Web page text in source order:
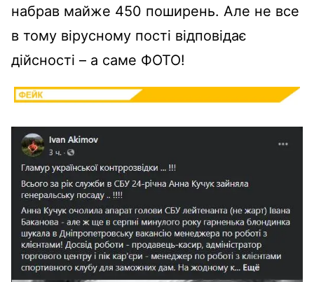
набрав майже 450 поширень. Але не все
в тому вірусному пості відповідає
дійсності – а саме ФОТО!